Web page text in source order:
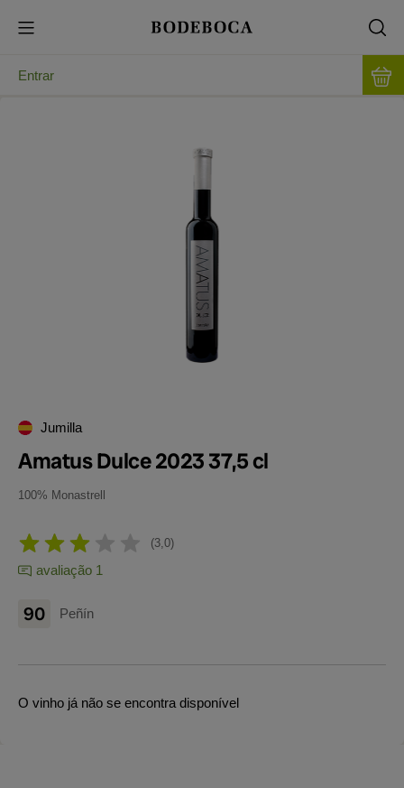
Entrar
Jumilla
Amatus Dulce 2023 37,5 cl
100% Monastrell
3,0
avaliação 1
90 Peñín
O vinho já não se encontra disponível